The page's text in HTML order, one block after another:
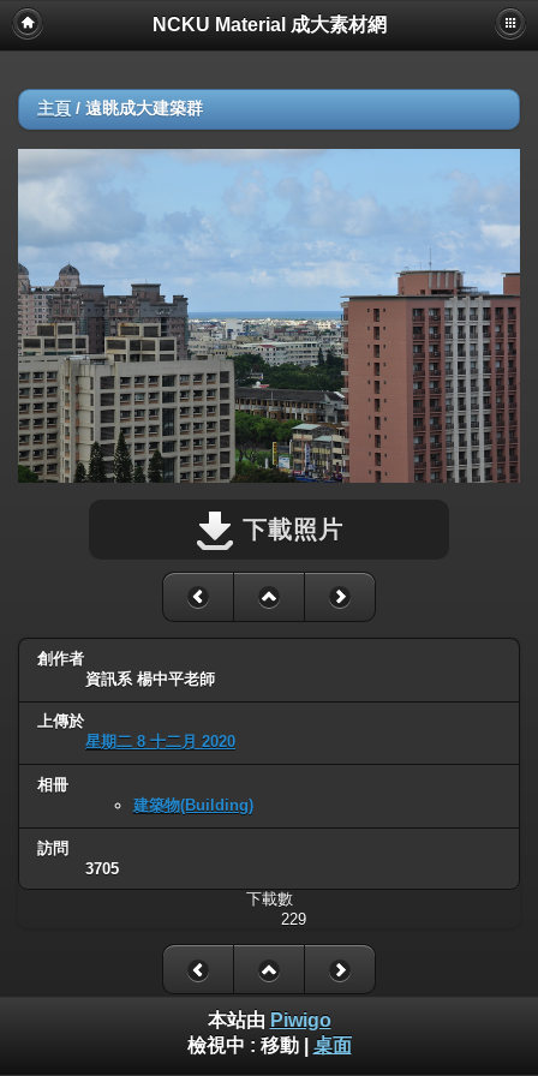
NCKU Material 成大素材網
主頁 / 遠眺成大建築群
下載照片
創作者
資訊系 楊中平老師
上傳於
星期二 8 十二月 2020
相冊
建築物(Building)
訪問
3705
下載數
229
本站由 Piwigo
檢視中 : 移動| 桌面